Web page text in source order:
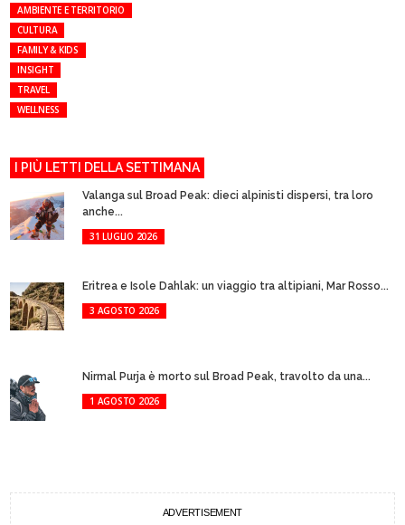
AMBIENTE E TERRITORIO
CULTURA
FAMILY & KIDS
INSIGHT
TRAVEL
WELLNESS
I PIÙ LETTI DELLA SETTIMANA
Valanga sul Broad Peak: dieci alpinisti dispersi, tra loro
anche...
31 LUGLIO 2026
Eritrea e Isole Dahlak: un viaggio tra altipiani, Mar Rosso...
3 AGOSTO 2026
Nirmal Purja è morto sul Broad Peak, travolto da una...
1 AGOSTO 2026
ADVERTISEMENT